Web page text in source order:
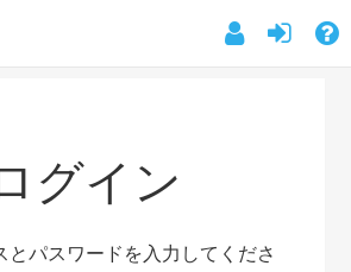
グイン
とパスワードを入力してくださ